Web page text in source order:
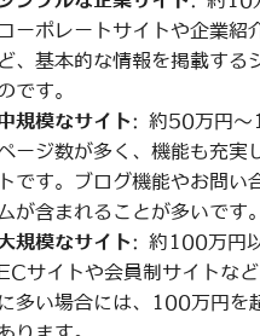
コーポレートサイトや企業紹
ど、基本的な情報を掲載する
です。
規模なサイト: 約50万円～
ージ数が多く、機能も充実
トです。ブログ機能やお問い
ムが含まれることが多いです。
規模なサイト: 約100万円
ECサイトや会員制サイトな
に多い場合には、100万円を